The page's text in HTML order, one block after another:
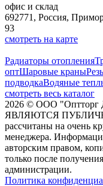
офис и склад
692771, Россия,
93
смотреть на карте
Радиаторы отопления
оптШаровые краны
подводкаВодяные
смотреть весь каталог
2026 © ООО
ЯВЛЯЮТСЯ
рассчитаны на очень
менеджера.
авторским правом,
только после
администрации.
Политика